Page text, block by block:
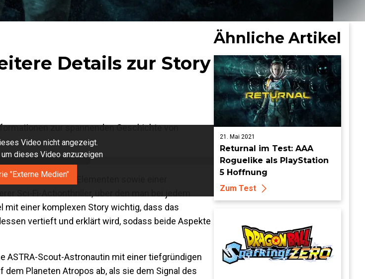
Details zur Story
zur spannenden Geschichte von
Video nicht angezeigt.
dieses Video anzuzeigen
"Externe Medien"
mit Roguelike-Elementen sowie einer
mit einer komplexen Story wichtig, dass das
vertieft und erklärt wird, sodass beide Aspekte
ASTRA-Scout-Astronautin mit einer tiefgründigen
Planeten Atropos ab, als sie dem Signal des
Ähnliche Artikel
21. Mai 2021
Returnal im Test: AAA
Roguelike als PlayStation
5 Hoffnung
Zum Test